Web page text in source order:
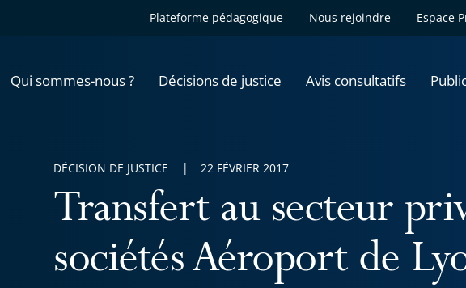
Plateforme pédagogique Nous rejoindre Espace
Qui sommes-nous ? Décisions de justice Avis consultatifs
Transfert au secteur
sociétés Aéroport de
DÉCISION DE JUSTICE 22 FÉVRIER 2017